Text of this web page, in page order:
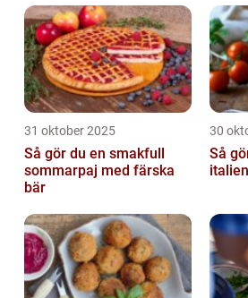
31 oktober 2025
Så gör du en smakfull
sommarpaj med färska
bär
30
Så